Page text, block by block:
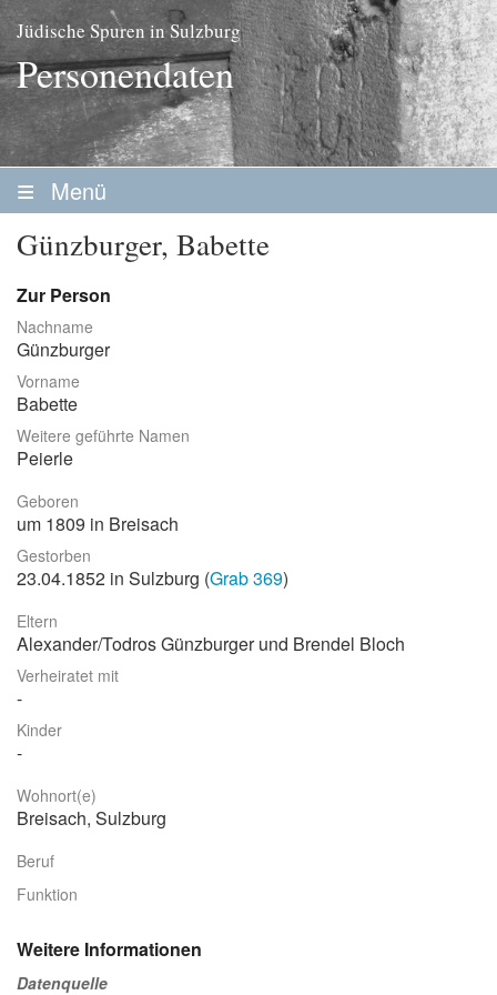
Jüdische Spuren in Sulzburg
Personendaten
Menü
Startseite
Personen
Personenliste
Familien
Vereine / Stiftungen
Stadtrundgang
Der Friedhof
Aktuelles
Suche
Günzburger, Babette
Zur Person
Nachname
Günzburger
Vorname
Babette
Weitere geführte Namen
Peierle
Geboren
um 1809 in Breisach
Gestorben
23.04.1852 in Sulzburg (Grab 369)
Eltern
Alexander/Todros Günzburger und Brendel Bloch
Verheiratet mit
Kinder
Wohnort(e)
Breisach, Sulzburg
Beruf
Funktion
Weitere Informationen
Datenquelle